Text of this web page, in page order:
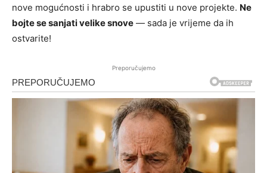
nove mogućnosti i hrabro se upustiti u nove projekte. Ne
bojte se sanjati velike snove — sada je vrijeme da ih
ostvarite!
Preporučujemo